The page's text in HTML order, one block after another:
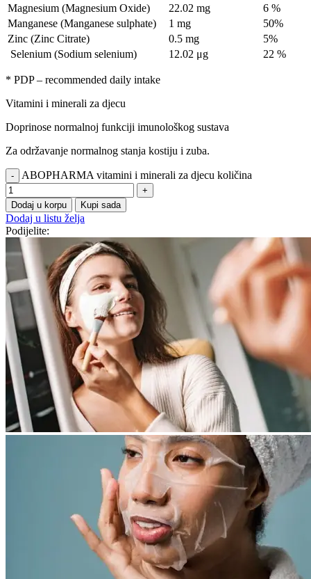
Magnesium (Magnesium Oxide)
22.02 mg
6 %
Manganese (Manganese sulphate)
1 mg
50%
Zinc (Zinc Citrate)
0.5 mg
5%
Selenium (Sodium selenium)
12.02 μg 22 %
* PDP – recommended daily intake
Vitamini i minerali za djecu
Doprinose normalnoj funkciji imunološkog sustava
Za održavanje normalnog stanja kostiju i zuba.
ABOPHARMA vitamini i minerali za djecu količina
Dodaj u korpu Kupi sada
Dodaj u listu želja
Podijelite: